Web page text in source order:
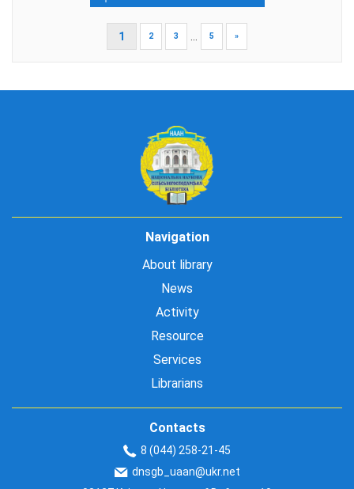
1 2 3 5 »
Navigation
About library
News
Activity
Resource
Services
Librarians
Contacts
8 (044) 258-21-45
dnsgb_uaan@ukr.net